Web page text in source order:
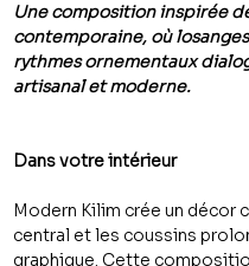
Une composition inspirée
contemporaine, où
rythmes ornementaux
artisanal et moderne.
Dans votre intérieur
Modern Kilim crée un décor
central et les coussins
graphique. Cette